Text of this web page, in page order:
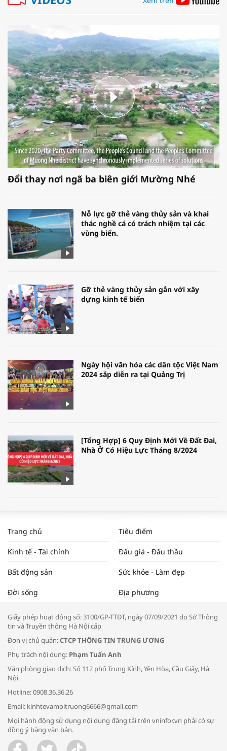
Đổi thay nơi ngã ba biên giới Mường Nhé
Nỗ lực gỡ thẻ vàng thủy sản và khai
thác nghề cá có trách nhiệm tại các
vùng biển.
Gỡ thẻ vàng thủy sản gắn với xây
dựng kinh tế biển
Ngày hội văn hóa các dân tộc Việt Nam
2024 sắp diễn ra tại Quảng Trị
[Tổng Hợp] 6 Quy Định Mới Về Đất Đai,
Nhà Ở Có Hiệu Lực Tháng 8/2024
NAM NĂM 2024 VÀ NĂM 2025 | NHỊP
ĐẬP THỊ TRƯỜNG #62
Tọa đàm “Xúc tiến thương mại: Khơi
Bác sĩ tư vấn cách phòng tránh bệnh
Trao yêu thương cho em
Trang chủ Tiêu điểm
Kinh tế - Tài chính Đấu giá - Đấu thầu
Bất động sản Sức khỏe - Làm đẹp
Đời sống Địa phương
Giấy phép hoạt động số: 3100/GP-TTĐT, ngày 07/09/2021 do Sở Thông
tin và Truyền thông Hà Nội cấp
Đơn vị chủ quản:CTCP THÔNG TIN TRUNG ƯƠNG
Phụ trách nội dung: Phạm Tuấn Anh
Văn phòng giao dịch: Số 112 phố Trung Kính, Yên Hòa, Cầu Giấy, Hà
Nội
Hotline: 0908.36.36.26
Email: kinhtevamoitruong6666@gmail.com
Mọi hành động sử dụng nội dung đăng tải trên vninfor.vn phải có sự
đồng ý bằng văn bản.